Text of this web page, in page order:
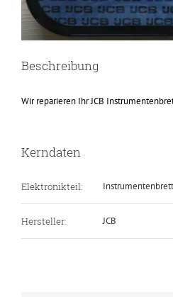
Beschreibung
Wir reparieren Ihr JCB
Kerndaten
Elektronikteil: Instrumentenbrett
Hersteller: JCB